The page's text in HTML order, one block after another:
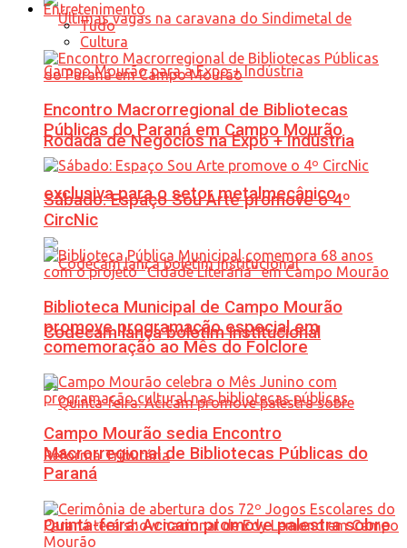
Rodada de Negócios na Expo + Indústria
exclusiva para o setor metalmecânico
Codecam lança boletim institucional
Quinta-feira: Acicam promove palestra sobre
Entretenimento
Tudo
Cultura
Encontro Macrorregional de Bibliotecas
Públicas do Paraná em Campo Mourão
Sábado: Espaço Sou Arte promove o 4º
CircNic
Biblioteca Municipal de Campo Mourão
promove programação especial em
comemoração ao Mês do Folclore
Campo Mourão sedia Encontro
Macrorregional de Bibliotecas Públicas do
Paraná